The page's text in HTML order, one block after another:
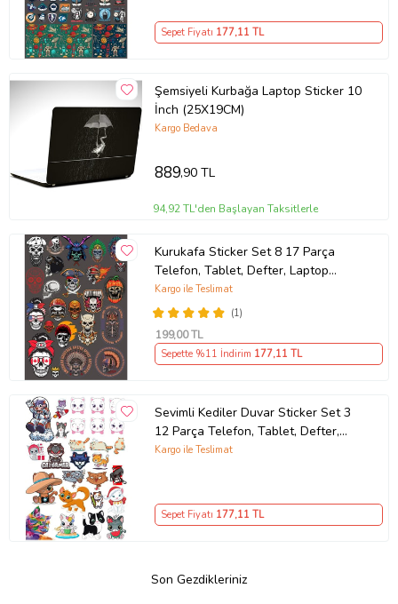
Sepet Fiyatı 177,11 TL
Şemsiyeli Kurbağa Laptop Sticker 10
İnch (25X19CM)
Kargo Bedava
889,90 TL
94,92 TL'den Başlayan Taksitlerle
Kurukafa Sticker Set 8 17 Parça
Telefon, Tablet, Defter, Laptop
Sticker
(1)
Kargo ile Teslimat
199,00 TL
Sepette %11 İndirim 177,11 TL
Sevimli Kediler Duvar Sticker Set 3
12 Parça Telefon, Tablet, Defter,
Laptop Sticker
Kargo ile Teslimat
Sepet Fiyatı 177,11 TL
Son Gezdikleriniz